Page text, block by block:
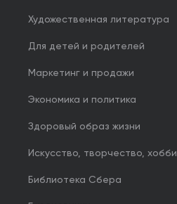
Художественная литература
Для детей и родителей
Маркетинг и продажи
Экономика и политика
Здоровый образ жизни
Искусство, творчество, хобби
Библиотека Сбера